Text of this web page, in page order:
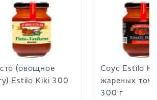
Писто (овощное
рагу) Estilo Kiki 300
Соус
жареных
300 г